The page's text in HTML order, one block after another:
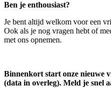
Ben je enthousiast?
Je bent altijd welkom voor een
Ook als je nog vragen hebt of
met ons opnemen.
Binnenkort start onze nieuwe
(data in overleg). Meld je snel